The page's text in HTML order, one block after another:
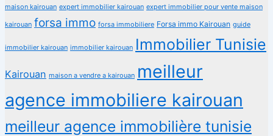
maison kairouan expert immobilier kairouan expert immobilier pour vente maison
kairouan forsa immo forsa immobiliere Forsa immo Kairouan guide
immobilier kairouan immobilier kairouan Immobilier Tunisie
Kairouan maison a vendre a kairouan meilleur
agence immobiliere kairouan
meilleur agence immobilière tunisie